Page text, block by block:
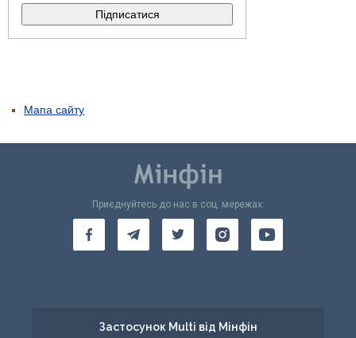
Мапа сайту
Приєднуйтесь до нас в соц. мережах:
Застосунок Multi від Мінфін